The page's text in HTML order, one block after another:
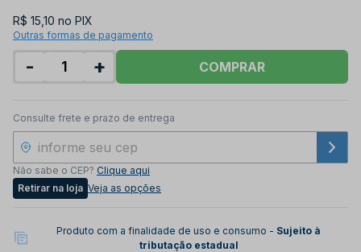
R$ 15,10 no PIX
Outras formas de pagamento
- + COMPRAR
Consulte frete e prazo de entrega
Não sabe o CEP? Clique aqui
Retirar na loja Veja as opções
Produto com a finalidade de uso e consumo - Sujeito à
tributação estadual